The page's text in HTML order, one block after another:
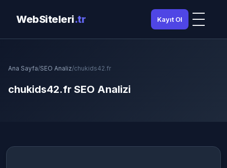
WebSiteleri.tr Kayıt Ol
Ana Sayfa/SEO Analiz/chukids42.fr
chukids42.fr SEO Analizi